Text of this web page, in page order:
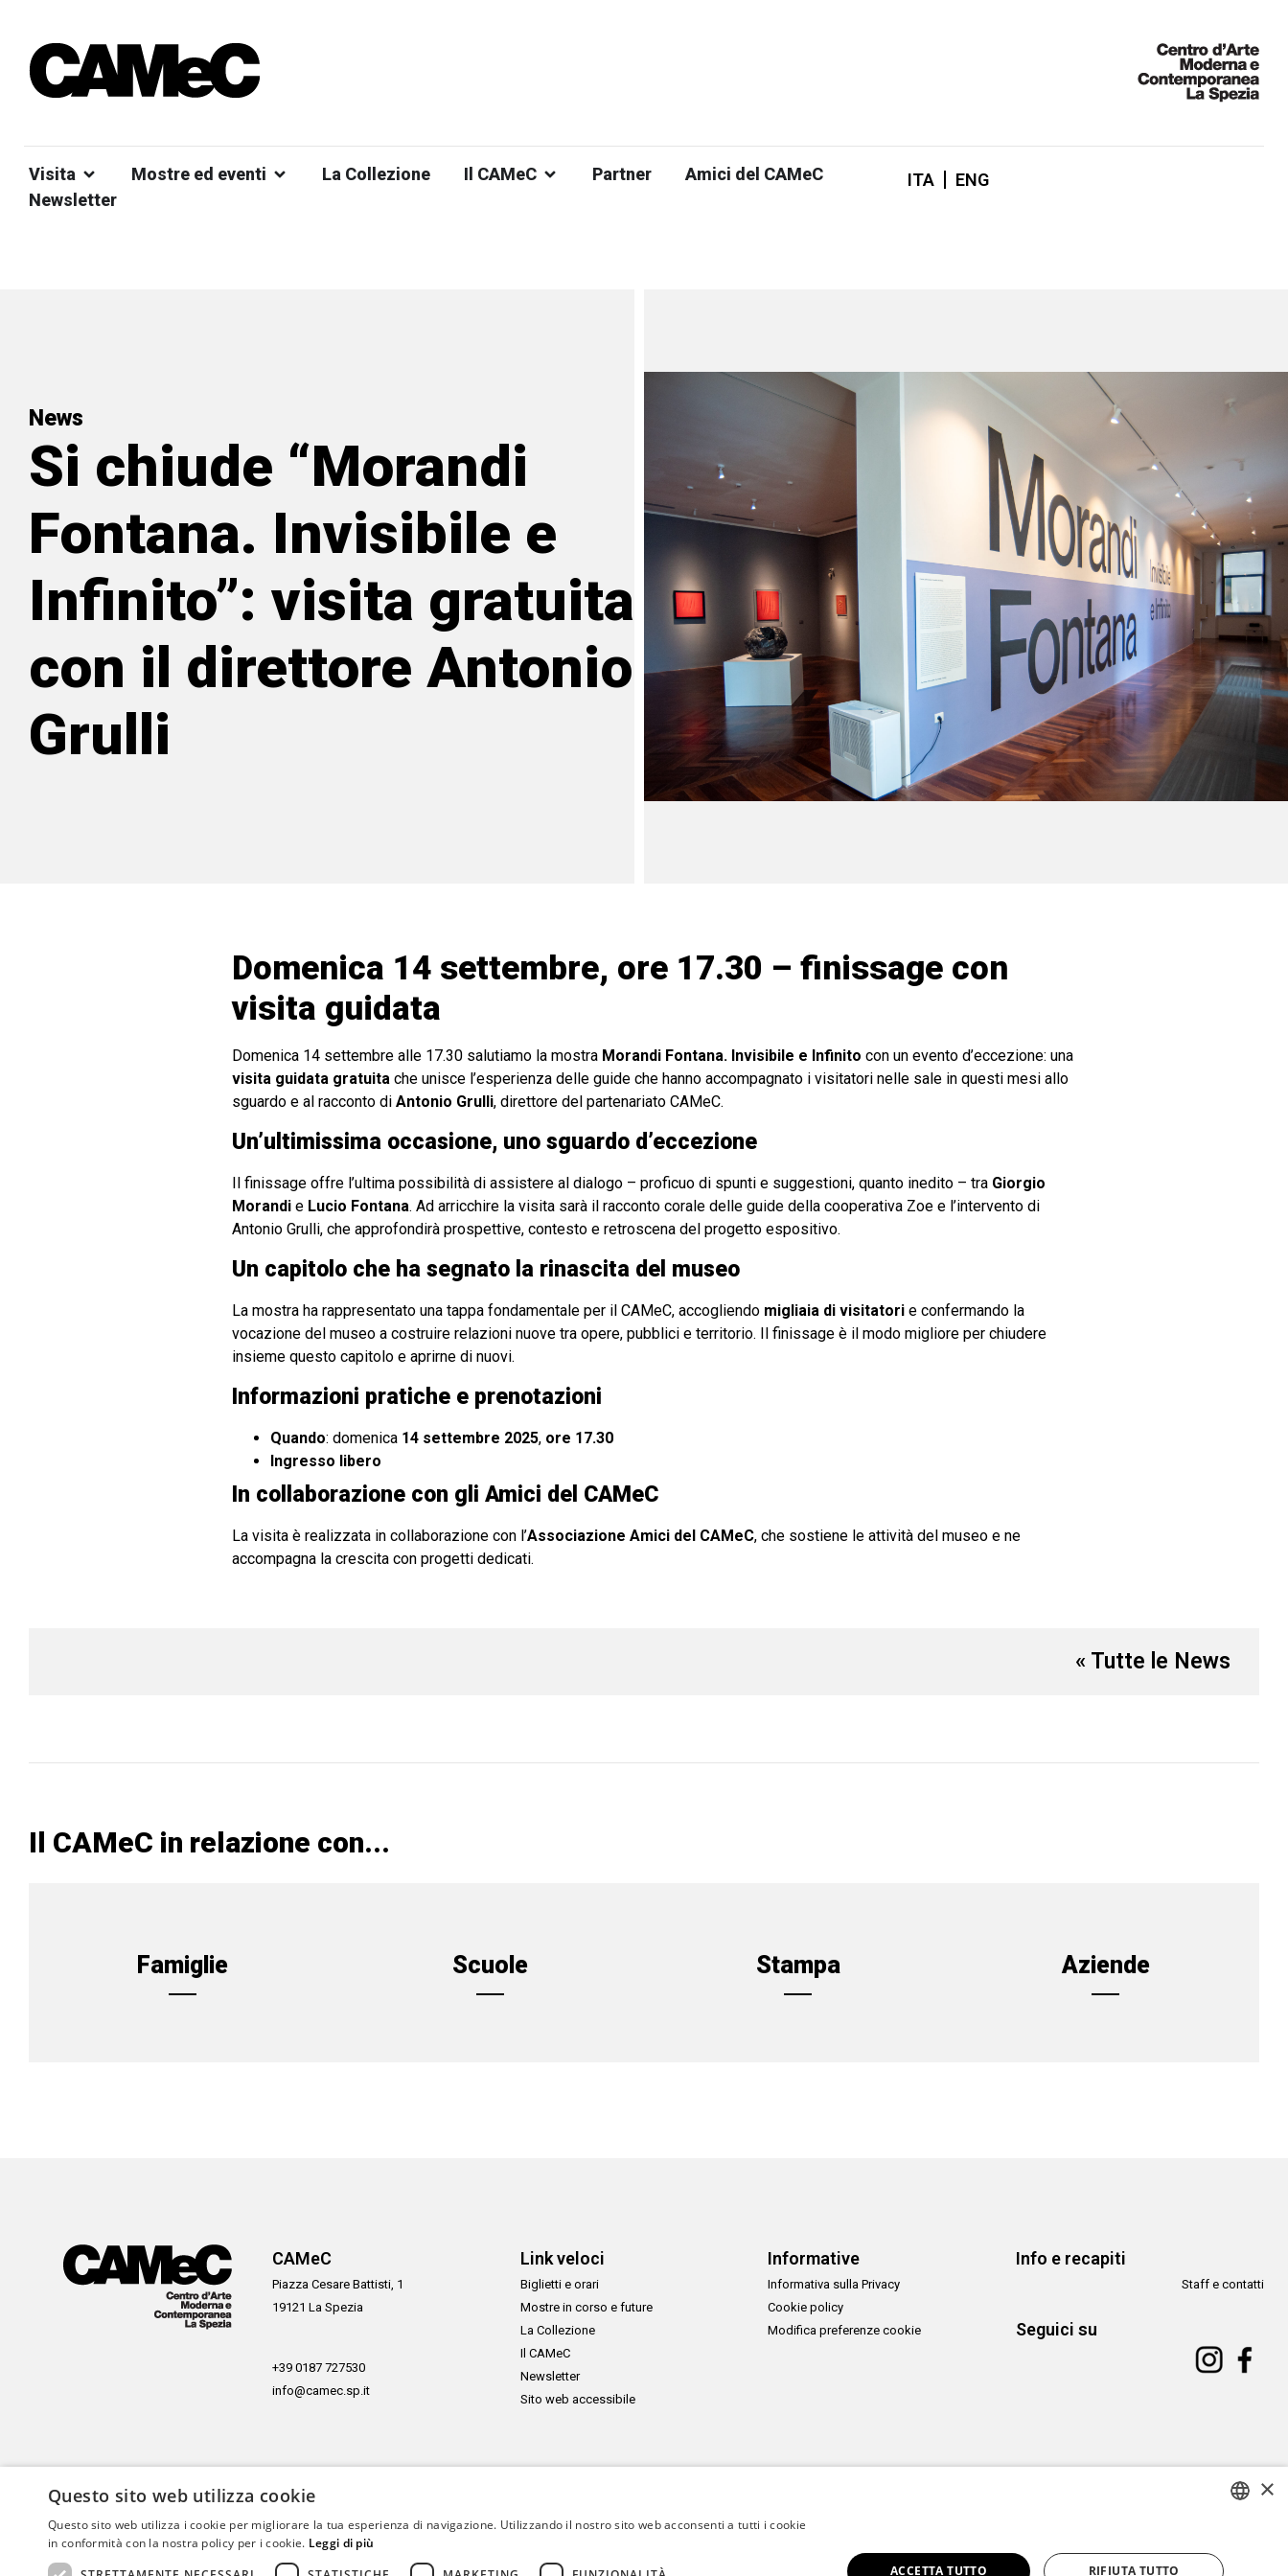
Visita Mostre ed eventi La Collezione Il CAMeC Partner
Amici del CAMeC
Newsletter
ITA ENG
News
Si chiude “Morandi
Fontana. Invisibile e
Infinito”: visita gratuita
con il direttore Antonio
Grulli
Domenica 14 settembre, ore 17.30 – finissage con
visita guidata
Domenica 14 settembre alle 17.30 salutiamo la mostra Morandi Fontana. Invisibile e Infinito con un evento d’eccezione: una
visita guidata gratuitache unisce l’esperienza delle guide che hanno accompagnato i visitatori nelle sale in questi mesi allo
sguardo e al racconto di Antonio Grulli, direttore del partenariato CAMeC.
Un’ultimissima occasione, uno sguardo d’eccezione
Il finissage offre l’ultima possibilità di assistere al dialogo – proficuo di spunti e suggestioni, quanto inedito – tra Giorgio
Morandie Lucio Fontana. Ad arricchire la visita sarà il racconto corale delle guide della cooperativa Zoe e l’intervento di
Antonio Grulli, che approfondirà prospettive, contesto e retroscena del progetto espositivo.
Un capitolo che ha segnato la rinascita del museo
La mostra ha rappresentato una tappa fondamentale per il CAMeC, accogliendo migliaia di visitatorie confermando la
vocazione del museo a costruire relazioni nuove tra opere, pubblici e territorio. Il finissage è il modo migliore per chiudere
insieme questo capitolo e aprirne di nuovi.
Informazioni pratiche e prenotazioni
Quando: domenica 14 settembre 2025, ore 17.30
Ingresso libero
In collaborazione con gli Amici del CAMeC
La visita è realizzata in collaborazione con l’Associazione Amici del CAMeC, che sostiene le attività del museo e ne
accompagna la crescita con progetti dedicati.
« Tutte le News
Il CAMeC in relazione con...
Famiglie Scuole Stampa Aziende
CAMeC
Piazza Cesare Battisti, 1
19121 La Spezia
+39 0187 727530
info@camec.sp.it
Link veloci
Biglietti e orari
Mostre in corso e future
La Collezione
Il CAMeC
Newsletter
Sito web accessibile
Informative
Informativa sulla Privacy
Cookie policy
Modifica preferenze cookie
Info e recapiti
Staff e contatti
Seguici su
Website developmentEmotion Design+TUB design
ENGLISH
×
Questo sito web utilizza cookie
Questo sito web utilizza i cookie per migliorare la tua esperienza di navigazione. Utilizzando il nostro sito web acconsenti a tutti i cookie
in conformità con la nostra policy per i cookie. Leggi di più
ACCETTA TUTTO RIFIUTA TUTTO